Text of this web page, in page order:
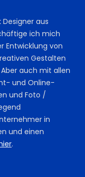
aus
ich mich
Entwicklung von
Gestalten
auch mit allen
und Online-
und Foto /
in
und einen
.